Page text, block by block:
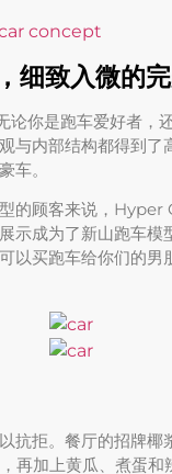
致入微的
你是跑车爱好者，
与内部结构都得到了
车。
的顾客来说，
示成为了新山跑车模
以买跑车给你们的男
抗拒。餐厅的招牌椰
再加上黄瓜、煮蛋和